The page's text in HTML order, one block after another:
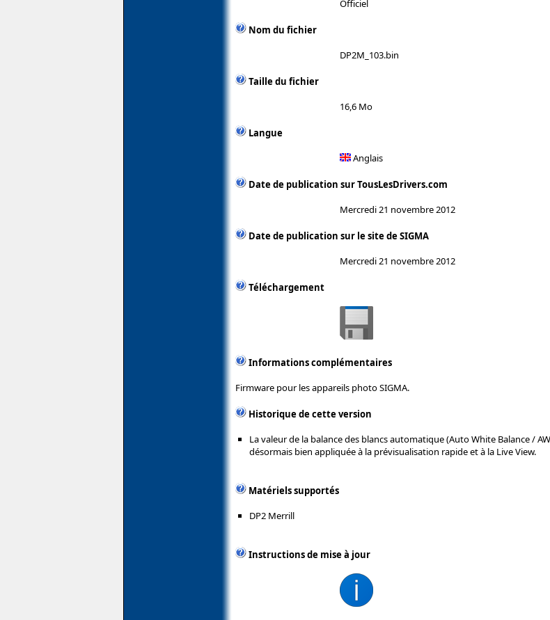
Officiel
Nom du fichier
DP2M_103.bin
Taille du fichier
16,6 Mo
Langue
Anglais
Date de publication sur TousLesDrivers.com
Mercredi 21 novembre 2012
Date de publication sur le site de SIGMA
Mercredi 21 novembre 2012
Téléchargement
Informations complémentaires
Firmware pour les appareils photo SIGMA.
Historique de cette version
La valeur de la balance des blancs automatique (Auto White Balance /
désormais bien appliquée à la prévisualisation rapide et à la Live View.
Matériels supportés
DP2 Merrill
Instructions de mise à jour